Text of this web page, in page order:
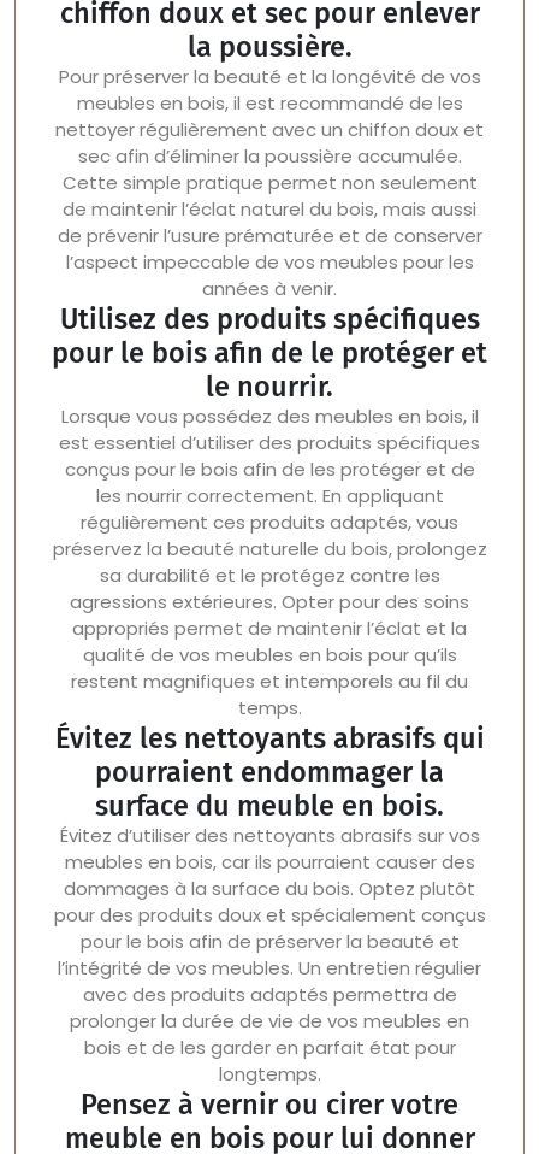
chiffon doux et sec pour enlever
la poussière.
Pour préserver la beauté et la longévité de vos
meubles en bois, il est recommandé de les
nettoyer régulièrement avec un chiffon doux et
sec afin d’éliminer la poussière accumulée.
Cette simple pratique permet non seulement
de maintenir l’éclat naturel du bois, mais aussi
de prévenir l’usure prématurée et de conserver
l’aspect impeccable de vos meubles pour les
années à venir.
Utilisez des produits spécifiques
pour le bois afin de le protéger et
le nourrir.
Lorsque vous possédez des meubles en bois, il
est essentiel d’utiliser des produits spécifiques
conçus pour le bois afin de les protéger et de
les nourrir correctement. En appliquant
régulièrement ces produits adaptés, vous
préservez la beauté naturelle du bois, prolongez
sa durabilité et le protégez contre les
agressions extérieures. Opter pour des soins
appropriés permet de maintenir l’éclat et la
qualité de vos meubles en bois pour qu’ils
restent magnifiques et intemporels au fil du
temps.
Évitez les nettoyants abrasifs qui
pourraient endommager la
surface du meuble en bois.
Évitez d’utiliser des nettoyants abrasifs sur vos
meubles en bois, car ils pourraient causer des
dommages à la surface du bois. Optez plutôt
pour des produits doux et spécialement conçus
pour le bois afin de préserver la beauté et
l’intégrité de vos meubles. Un entretien régulier
avec des produits adaptés permettra de
prolonger la durée de vie de vos meubles en
bois et de les garder en parfait état pour
longtemps.
Pensez à vernir ou cirer votre
meuble en bois pour lui donner